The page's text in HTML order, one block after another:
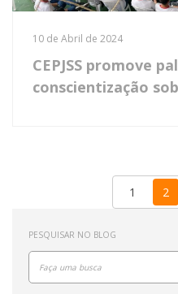
10 de Abril de 2024
CEPJSS promove
conscientização
1 2
PESQUISAR NO BLOG